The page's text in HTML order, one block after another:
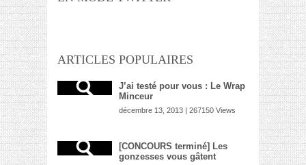
ARTICLES POPULAIRES
J’ai testé pour vous : Le Wrap
Minceur
décembre 13, 2013 | 267150 Views
[CONCOURS terminé] Les
gonzesses vous gâtent